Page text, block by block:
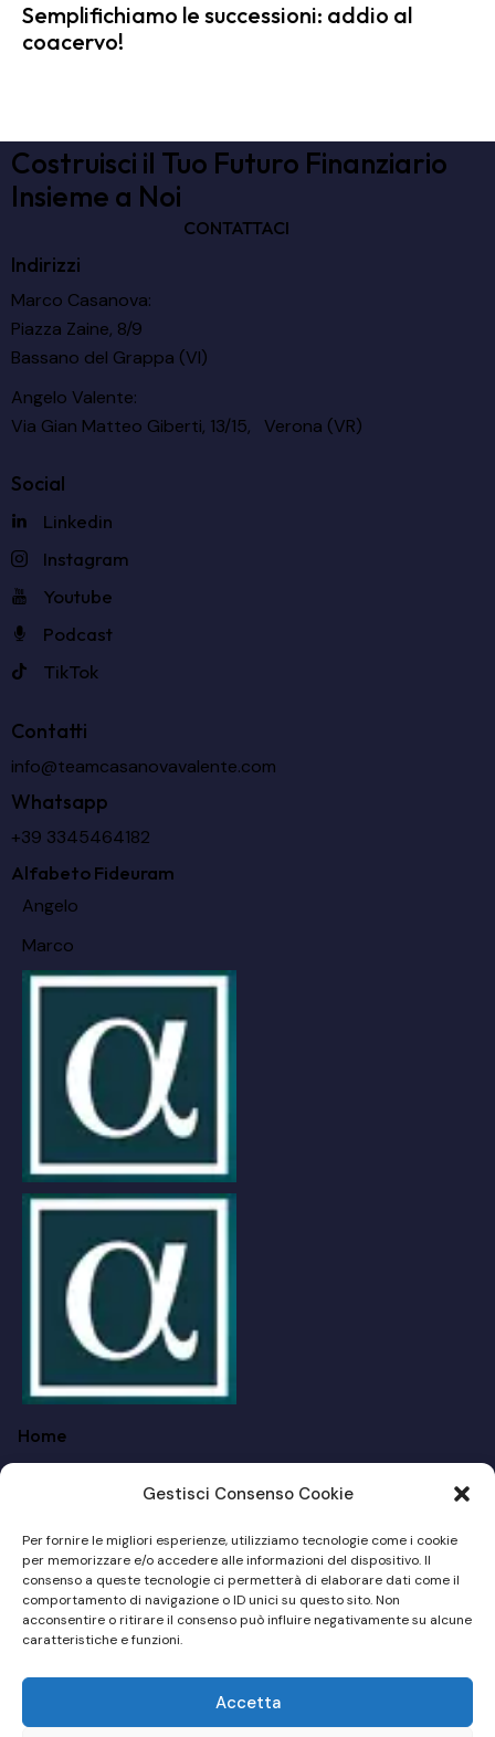
Gestisci Consenso Cookie
Per fornire le migliori esperienze, utilizziamo tecnologie come i cookie
per memorizzare e/o accedere alle informazioni del dispositivo. Il
consenso a queste tecnologie ci permetterà di elaborare dati come il
comportamento di navigazione o ID unici su questo sito. Non
acconsentire o ritirare il consenso può influire negativamente su alcune
caratteristiche e funzioni.
Accetta
Semplifichiamo le successioni: addio al
coacervo!
Costruisci il Tuo Futuro Finanziario
Insieme a Noi
CONTATTACI
Indirizzi
Marco Casanova:
Piazza Zaine, 8/9
Bassano del Grappa (VI)
Angelo Valente:
Via Gian Matteo Giberti, 13/15, Verona (VR)
Social
Linkedin
Instagram
Youtube
Podcast
TikTok
Contatti
info@teamcasanovavalente.com
Whatsapp
+39 3345464182
Alfabeto Fideuram
Angelo
Marco
Home
Per I Privati
Per Le Aziende
Blog
MD Online Consulting© 2024 – P.Iva: